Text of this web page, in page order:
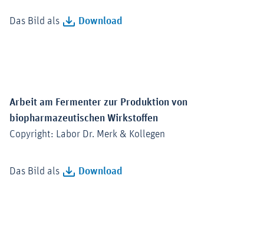
Das Bild als Download
Arbeit am Fermenter zur Produktion von
biopharmazeutischen Wirkstoffen
Copyright: Labor Dr. Merk & Kollegen
Das Bild als Download